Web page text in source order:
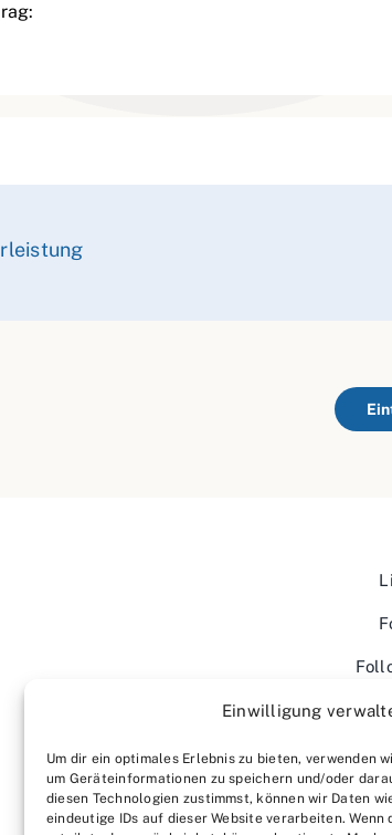
Einwilligung
Um dir ein optimales Erlebnis zu bieten, verwenden
um Geräteinformationen zu speichern und/oder
diesen Technologien zustimmst, können wir Daten
eindeutige IDs auf dieser Website verarbeiten.